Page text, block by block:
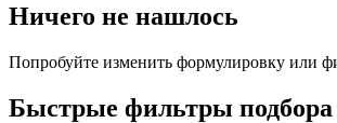
Ничего не нашлось
Попробуйте изменить формулировку или
Быстрые фильтры подбора